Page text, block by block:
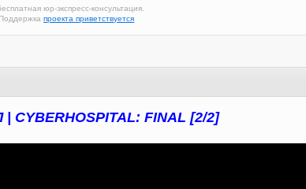
юр-экспресс-консультация.
Поддержкапроекта приветствуется
FINAL [2/2]